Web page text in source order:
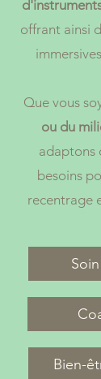
offrant ainsi
Que vous
ou du
adaptons
besoins
recentrage
Bien-